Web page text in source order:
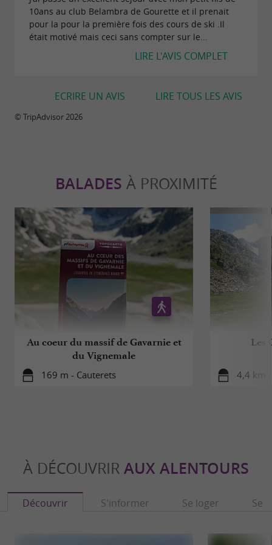
10ans au club Belambra de Gourette et il prenait
pour la pour la première fois des cours de ski .Il
était motivé mais ceci sans compter sur le...
LIRE L'AVIS COMPLET
LIRE TOUS LES AVIS
ECRIRE UN AVIS
© TripAdvisor 2026
BALADES À PROXIMITÉ
Au coeur du massif de Gavarnie et
du Vignemale
169 m - Cauterets
Les
4,4 km
À DÉCOUVRIR AUX ALENTOURS
Découvrir S'informer Se loger Se